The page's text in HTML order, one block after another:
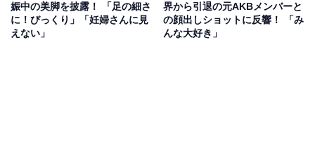
娠中の美脚を披露！ 「足の細さ
に！びっくり」「妊婦さんに見
えない」
界から引退の元AKBメンバーと
の顔出しショットに反響！ 「み
んな大好き」